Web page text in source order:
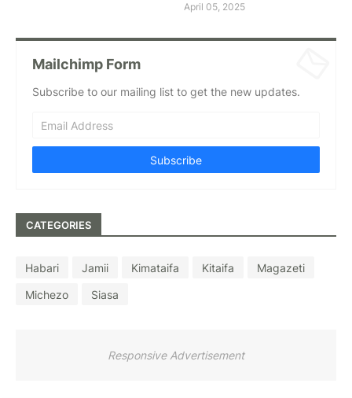
April 05, 2025
Mailchimp Form
Subscribe to our mailing list to get the new updates.
CATEGORIES
Habari Jamii Kimataifa Kitaifa
Magazeti
Michezo
Siasa
Responsive Advertisement